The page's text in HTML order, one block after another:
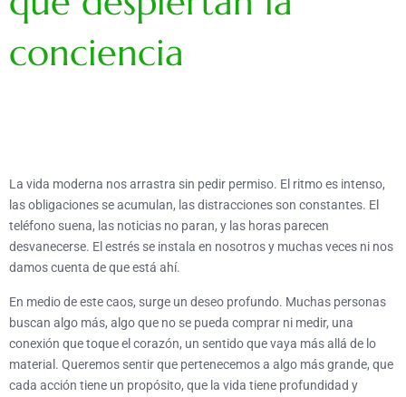
conciencia
La vida moderna nos arrastra sin pedir permiso. El ritmo es intenso,
las obligaciones se acumulan, las distracciones son constantes. El
teléfono suena, las noticias no paran, y las horas parecen
desvanecerse. El estrés se instala en nosotros y muchas veces ni nos
damos cuenta de que está ahí.
En medio de este caos, surge un deseo profundo. Muchas personas
buscan algo más, algo que no se pueda comprar ni medir, una
conexión que toque el corazón, un sentido que vaya más allá de lo
material. Queremos sentir que pertenecemos a algo más grande, que
cada acción tiene un propósito, que la vida tiene profundidad y